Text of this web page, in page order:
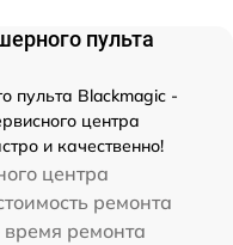
пульта
пульта Blackmagic -
центра
и качественно!
центра
ремонта
ремонта